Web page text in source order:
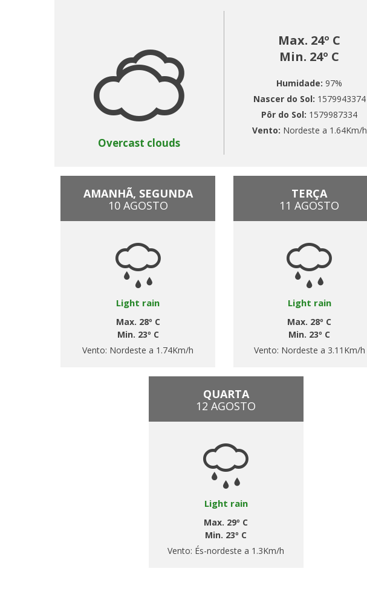
Overcast clouds
Max. 24º C
Min. 24º C
Humidade: 97%
Nascer do Sol: 1579943374
Pôr do Sol: 1579987334
Vento: Nordeste a 1.64Km/h
AMANHÃ, SEGUNDA
10 AGOSTO
Light rain
Max. 28º C
Min. 23º C
Vento: Nordeste a 1.74Km/h
TERÇA
11 AGOSTO
Light rain
Max. 28º C
Min. 23º C
Vento: Nordeste a 3.11Km/h
QUARTA
12 AGOSTO
Light rain
Max. 29º C
Min. 23º C
Vento: És-nordeste a 1.3Km/h